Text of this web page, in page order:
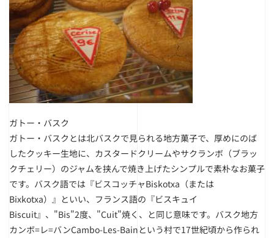
ガトー・バスク
ガトー・バスクとは北バスクで見られる地方菓子で、厚めにのば
したクッキー生地に、カスタードクリームやサクランボ（ブラッ
クチェリー）のジャムを挟んで焼き上げたシンプルで素朴なお菓子
です。バスク語では『ビスコッチャBiskotxa（または
Bixkotxa）』といい、フランス語の『ビスキュイ
Biscuit』、"Bis"2度、"Cuit"焼く、と同じ意味です。バスク地方
カンボ=レ=バンCambo-Les-Bainという村で17世紀頃から作られ